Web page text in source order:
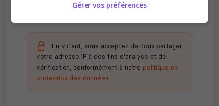
En votant, vous acceptez de nous partager
votre adresse IP à des fins d'analyse et de
vérification, conformément à notre politique de
protection des données.
Gérer vos préférences